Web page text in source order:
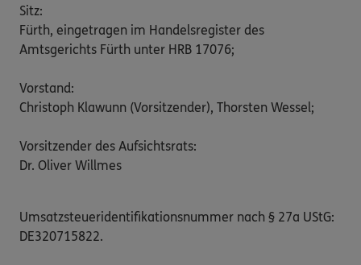
Sitz:
Fürth, eingetragen im Handelsregister des
Amtsgerichts Fürth unter HRB 17076;
Vorstand:
Christoph Klawunn (Vorsitzender), Thorsten Wessel;
Vorsitzender des Aufsichtsrats:
Dr. Oliver Willmes
Umsatzsteueridentifikationsnummer nach § 27a UStG:
DE320715822.